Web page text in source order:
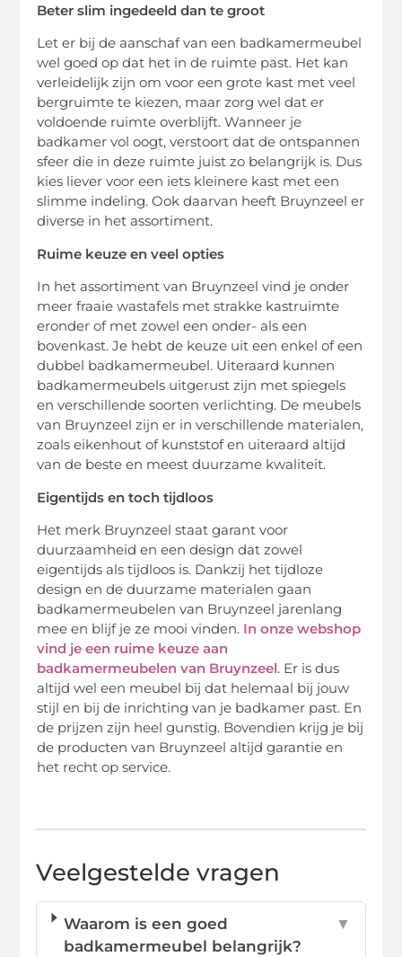
Beter slim ingedeeld dan te groot
Let er bij de aanschaf van een badkamermeubel
wel goed op dat het in de ruimte past. Het kan
verleidelijk zijn om voor een grote kast met veel
bergruimte te kiezen, maar zorg wel dat er
voldoende ruimte overblijft. Wanneer je
badkamer vol oogt, verstoort dat de ontspannen
sfeer die in deze ruimte juist zo belangrijk is. Dus
kies liever voor een iets kleinere kast met een
slimme indeling. Ook daarvan heeft Bruynzeel er
diverse in het assortiment.
Ruime keuze en veel opties
In het assortiment van Bruynzeel vind je onder
meer fraaie wastafels met strakke kastruimte
eronder of met zowel een onder- als een
bovenkast. Je hebt de keuze uit een enkel of een
dubbel badkamermeubel. Uiteraard kunnen
badkamermeubels uitgerust zijn met spiegels
en verschillende soorten verlichting. De meubels
van Bruynzeel zijn er in verschillende materialen,
zoals eikenhout of kunststof en uiteraard altijd
van de beste en meest duurzame kwaliteit.
Eigentijds en toch tijdloos
Het merk Bruynzeel staat garant voor
duurzaamheid en een design dat zowel
eigentijds als tijdloos is. Dankzij het tijdloze
design en de duurzame materialen gaan
badkamermeubelen van Bruynzeel jarenlang
mee en blijf je ze mooi vinden. In onze webshop
vind je een ruime keuze aan
badkamermeubelen van Bruynzeel. Er is dus
altijd wel een meubel bij dat helemaal bij jouw
stijl en bij de inrichting van je badkamer past. En
de prijzen zijn heel gunstig. Bovendien krijg je bij
de producten van Bruynzeel altijd garantie en
het recht op service.
Veelgestelde vragen
Waarom is een goed
badkamermeubel belangrijk?
▼